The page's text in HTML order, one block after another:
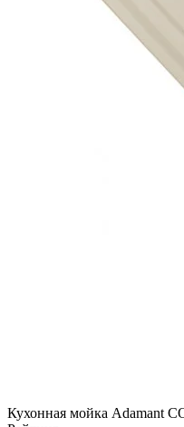
Кухонная мойка Adamant